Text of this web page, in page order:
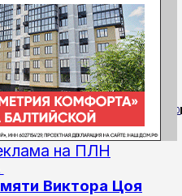
0
на ПЛН
Виктора Цоя